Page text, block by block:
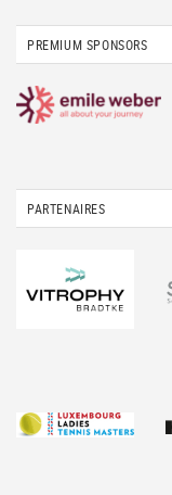
PREMIUM SPONSORS
PARTENAIRES